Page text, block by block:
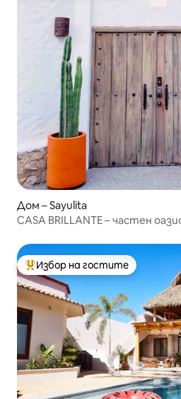
Дом – Sayulita
CASA BRILLANTE – частен
Най-популярен избор на
Избор на гостите